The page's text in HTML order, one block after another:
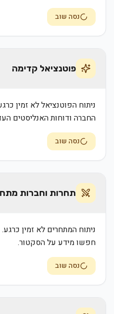
נסה שוב
פוטנציאל קדימה
ניתוח הפוטנציאל לא זמין
החברה ודוחות האנליסטים
נסה שוב
תחרות וחברות
ניתוח המתחרים לא זמין
חפשו מידע על הסקטור.
נסה שוב